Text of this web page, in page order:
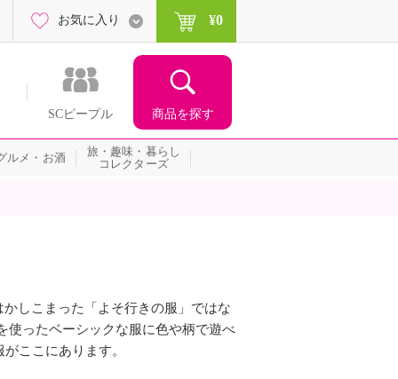
SCピープル 商品を探す
お気に入り ¥0
ルメ・お酒
旅・趣味・暮らし
コレクターズ
しこまった「よそ行きの服」ではな
使ったベーシックな服に色や柄で遊べ
ここにあります。